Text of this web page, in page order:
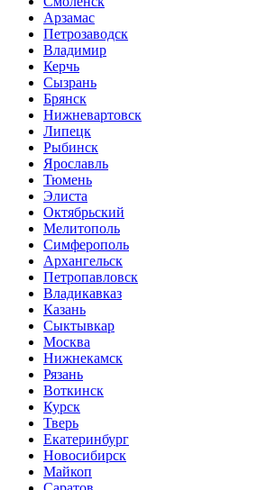
Арзамас
Петрозаводск
Владимир
Керчь
Сызрань
Брянск
Нижневартовск
Липецк
Рыбинск
Ярославль
Тюмень
Элиста
Октябрьский
Мелитополь
Симферополь
Архангельск
Петропавловск
Владикавказ
Казань
Сыктывкар
Москва
Нижнекамск
Рязань
Воткинск
Курск
Тверь
Екатеринбург
Новосибирск
Майкоп